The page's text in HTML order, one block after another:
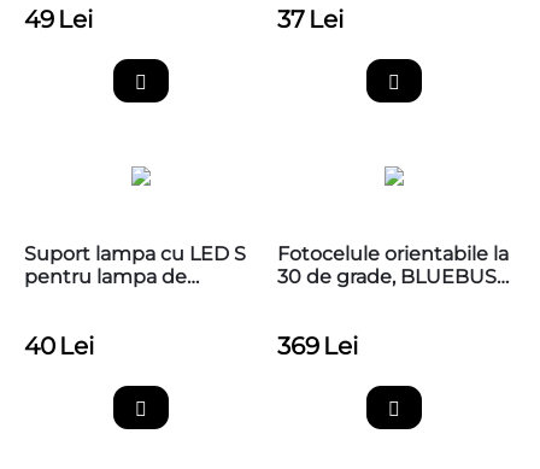
49 Lei
PLA6
37 Lei
Suport lampa cu LED S
pentru lampa de
40 Lei
Fotocelule orientabile la
30 de grade, BLUEBUS,
369 Lei